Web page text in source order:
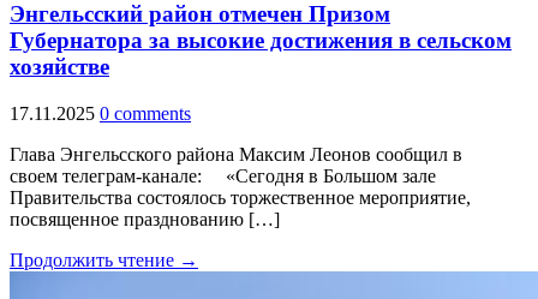
Энгельсский район отмечен Призом
Губернатора за высокие достижения в сельском
хозяйстве
17.11.2025 0 comments
Глава Энгельсского района Максим Леонов сообщил в
своем телеграм-канале: «Сегодня в Большом зале
Правительства состоялось торжественное мероприятие,
посвященное празднованию […]
Продолжить чтение →